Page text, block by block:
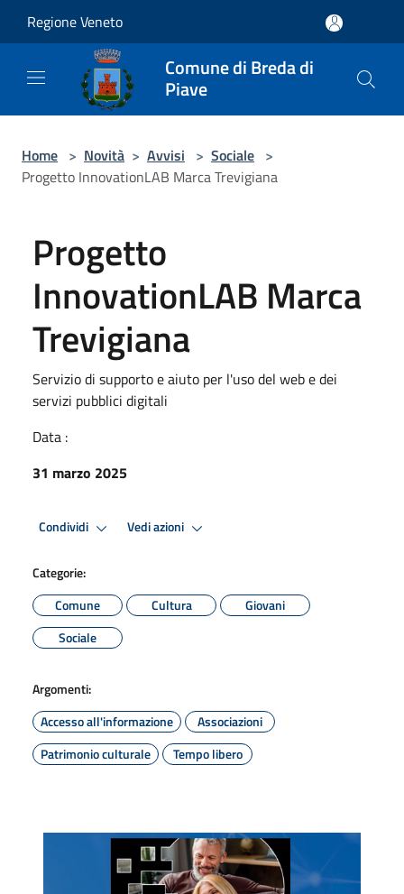
Regione Veneto
Comune di Breda di
Piave
Home > Novità > Avvisi > Sociale >
Progetto InnovationLAB Marca Trevigiana
Progetto
InnovationLAB Marca
Trevigiana
Servizio di supporto e aiuto per l'uso del web e dei
servizi pubblici digitali
Data :
31 marzo 2025
Condividi Vedi azioni
Categorie:
Comune
Cultura
Giovani
Sociale
Argomenti:
Accesso all'informazione
Associazioni
Patrimonio culturale
Tempo libero